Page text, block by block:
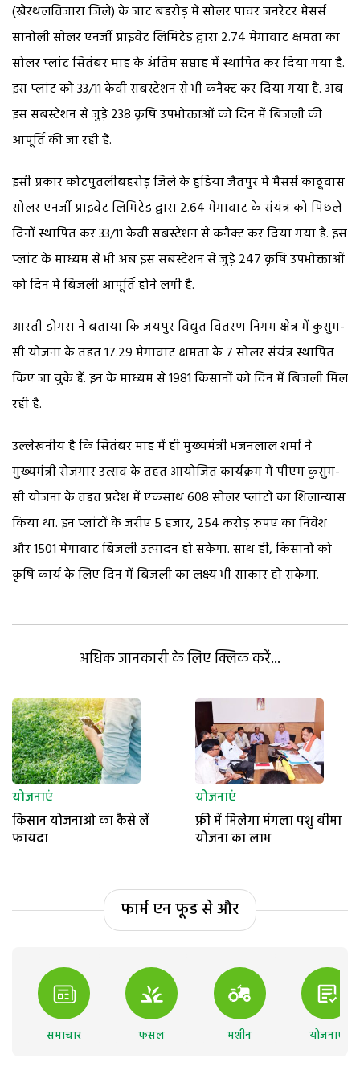
(खैरथलतिजारा जिले) के जाट बहरोड़ में सोलर पावर जनरेटर मैसर्स
सानोली सोलर एनर्जी प्राइवेट लिमिटेड द्वारा 2.74 मेगावाट क्षमता का
सोलर प्लांट सितंबर माह के अंतिम सप्ताह में स्थापित कर दिया गया है.
इस प्लांट को 33/11 केवी सबस्टेशन से भी कनैक्ट कर दिया गया है. अब
इस सबस्टेशन से जुड़े 238 कृषि उपभोक्ताओं को दिन में बिजली की
आपूर्ति की जा रही है.
इसी प्रकार कोटपुतलीबहरोड़ जिले के हुडिया जैतपुर में मैसर्स काठूवास
सोलर एनर्जी प्राइवेट लिमिटेड द्वारा 2.64 मेगावाट के संयंत्र को पिछले
दिनों स्थापित कर 33/11 केवी सबस्टेशन से कनैक्ट कर दिया गया है. इस
प्लांट के माध्यम से भी अब इस सबस्टेशन से जुड़े 247 कृषि उपभोक्ताओं
को दिन में बिजली आपूर्ति होने लगी है.
आरती डोगरा ने बताया कि जयपुर विद्युत वितरण निगम क्षेत्र में कुसुम-
सी योजना के तहत 17.29 मेगावाट क्षमता के 7 सोलर संयंत्र स्थापित
किए जा चुके हैं. इन के माध्यम से 1981 किसानों को दिन में बिजली मिल
रही है.
उल्लेखनीय है कि सितंबर माह में ही मुख्यमंत्री भजनलाल शर्मा ने
मुख्यमंत्री रोजगार उत्सव के तहत आयोजित कार्यक्रम में पीएम कुसुम-
सी योजना के तहत प्रदेश में एकसाथ 608 सोलर प्लांटों का शिलान्यास
किया था. इन प्लांटों के जरीए 5 हजार, 254 करोड़ रुपए का निवेश
और 1501 मेगावाट बिजली उत्पादन हो सकेगा. साथ ही, किसानों को
कृषि कार्य के लिए दिन में बिजली का लक्ष्य भी साकार हो सकेगा.
अधिक जानकारी के लिए क्लिक करें...
योजनाएं
किसान योजनाओ का कैसे लें
फायदा
योजनाएं
फ्री में मिलेगा मंगला पशु बीमा
योजना का लाभ
फार्म एन फूड से और
समाचार फसल मशीन योजनाएं